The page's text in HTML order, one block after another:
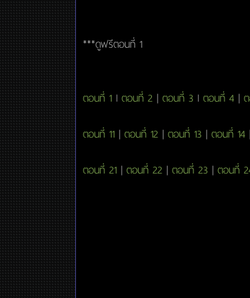
***ดูฟรีตอนที่ 1
ตอนที่ 1 l ตอนที่ 2 | ตอนที่ 3 l ตอนที่ 4 |
ตอนที่ 11 | ตอนที่ 12 | ตอนที่ 13 | ตอนที่ 14 |
ตอนที่ 21 | ตอนที่ 22 | ตอนที่ 23 | ตอนที่